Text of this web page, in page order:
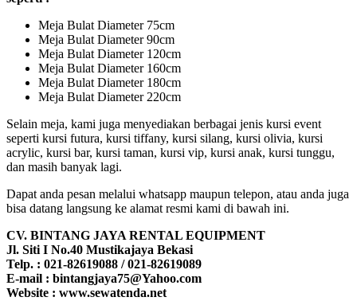
Meja Bulat Diameter 75cm
Meja Bulat Diameter 90cm
Meja Bulat Diameter 120cm
Meja Bulat Diameter 160cm
Meja Bulat Diameter 180cm
Meja Bulat Diameter 220cm
Selain meja, kami juga menyediakan berbagai jenis kursi event
seperti kursi futura, kursi tiffany, kursi silang, kursi olivia, kursi
acrylic, kursi bar, kursi taman, kursi vip, kursi anak, kursi tunggu,
dan masih banyak lagi.
Dapat anda pesan melalui whatsapp maupun telepon, atau anda juga
bisa datang langsung ke alamat resmi kami di bawah ini.
CV. BINTANG JAYA RENTAL EQUIPMENT
Jl. Siti I No.40 Mustikajaya Bekasi
Telp. : 021-82619088 / 021-82619089
E-mail : bintangjaya75@Yahoo.com
Website : www.sewatenda.net